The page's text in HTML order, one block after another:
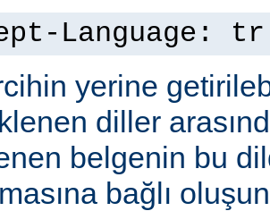
Language: tr
yerine
diller
belgenin bu
bağlı